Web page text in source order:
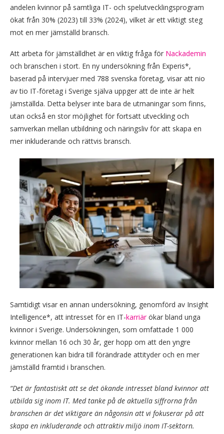
andelen kvinnor på samtliga IT- och spelutvecklingsprogram
ökat från 30% (2023) till 33% (2024), vilket är ett viktigt steg
mot en mer jämställd bransch.
Att arbeta för jämställdhet är en viktig fråga för Nackademin
och branschen i stort. En ny undersökning från Experis*,
baserad på intervjuer med 788 svenska företag, visar att nio
av tio IT-företag i Sverige själva uppger att de inte är helt
jämställda. Detta belyser inte bara de utmaningar som finns,
utan också en stor möjlighet för fortsatt utveckling och
samverkan mellan utbildning och näringsliv för att skapa en
mer inkluderande och rättvis bransch.
Samtidigt visar en annan undersökning, genomförd av Insight
Intelligence*, att intresset för en IT-karriärökar bland unga
kvinnor i Sverige. Undersökningen, som omfattade 1 000
kvinnor mellan 16 och 30 år, ger hopp om att den yngre
generationen kan bidra till förändrade attityder och en mer
jämställd framtid i branschen.
“Det är fantastiskt att se det ökande intresset bland kvinnor att
utbilda sig inom IT. Med tanke på de aktuella siffrorna från
branschen är det viktigare än någonsin att vi fokuserar på att
skapa en inkluderande och attraktiv miljö inom IT-sektorn.